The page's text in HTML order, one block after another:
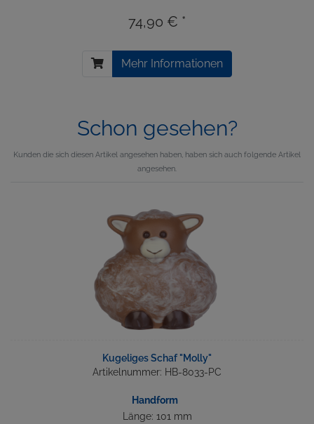
74,90 € *
Mehr Informationen
Schon gesehen?
Kunden die sich diesen Artikel angesehen haben, haben sich auch folgende Artikel
angesehen.
Kugeliges Schaf "Molly"
Artikelnummer: HB-8033-PC
Handform
Länge: 101 mm